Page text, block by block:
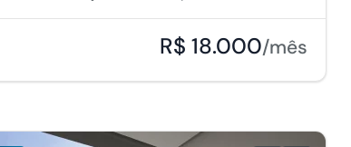
R$ 18.000/mês